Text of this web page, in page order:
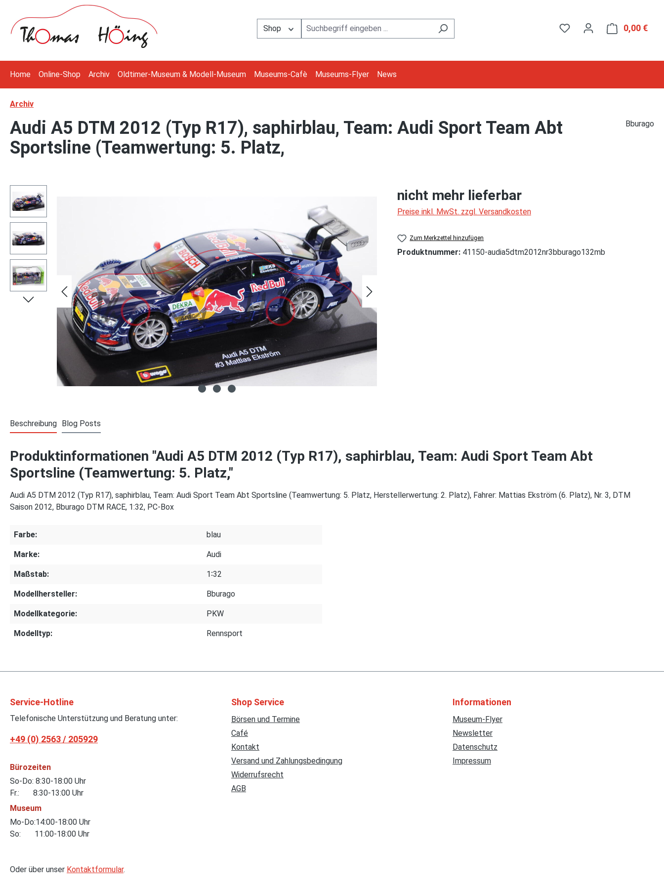
Hauptinhalt springen
Zur Suche springen
Zur Hauptnavigation springen
Shop
0,00 €
Home Online-Shop Archiv Oldtimer-Museum & Modell-Museum Museums-Cafè Museums-Flyer News
Archiv
Audi A5 DTM 2012 (Typ R17), saphirblau, Team: Audi Sport Team Abt
Sportsline (Teamwertung: 5. Platz,
Bburago
Bildergalerie überspringen nicht mehr lieferbar
Preise inkl. MwSt. zzgl. Versandkosten
Zum Merkzettel hinzufügen
Produktnummer: 41150-audia5dtm2012nr3bburago132mb
Beschreibung Blog Posts
Produktinformationen "Audi A5 DTM 2012 (Typ R17), saphirblau, Team: Audi Sport Team Abt
Sportsline (Teamwertung: 5. Platz,"
Audi A5 DTM 2012 (Typ R17), saphirblau, Team: Audi Sport Team Abt Sportsline (Teamwertung: 5. Platz, Herstellerwertung: 2. Platz), Fahrer: Mattias Ekström (6. Platz), Nr. 3, DTM
Saison 2012, Bburago DTM RACE, 1:32, PC-Box
Farbe: blau
Marke: Audi
Maßstab: 1∶32
Modellhersteller: Bburago
Modellkategorie: PKW
Modelltyp: Rennsport
Service-Hotline
Telefonische Unterstützung und Beratung unter:
+49 (0) 2563 / 205929
Bürozeiten
So-Do: 8:30-18:00 Uhr
Fr.: 8:30-13:00 Uhr
Museum
Mo-Do:14:00-18:00 Uhr
So: 11:00-18:00 Uhr
Oder über unser Kontaktformular.
Shop Service
Börsen und Termine
Café
Kontakt
Versand und Zahlungsbedingung
Widerrufsrecht
AGB
Informationen
Museum-Flyer
Newsletter
Datenschutz
Impressum